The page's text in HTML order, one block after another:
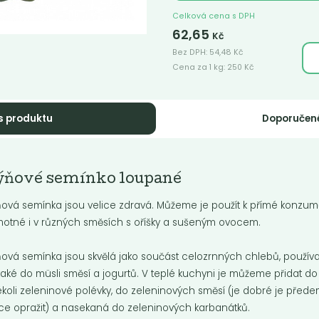
semínko
lněné semínko je přírodní
bohatá na důležité živiny, jako
Do košíku:(119Kč) Do košíku:
219
Celková cena s DPH
62,65 Kč
Bez DPH: 54,48 Kč
Cena za 1 kg: 250 Kč
produktu
semínko loupané
semínka jsou velice zdravá. Můžeme je použít k přímé
i v různých směsích s oříšky a sušeným ovocem.
semínka jsou skvělá jako součást celozrnných chlebů,
do müsli směsí a jogurtů. V teplé kuchyni je můžeme přidat do
zeleninové polévky, do zeleninových směsí (je dobré je
opražit) a nasekaná do zeleninových karbanátků.